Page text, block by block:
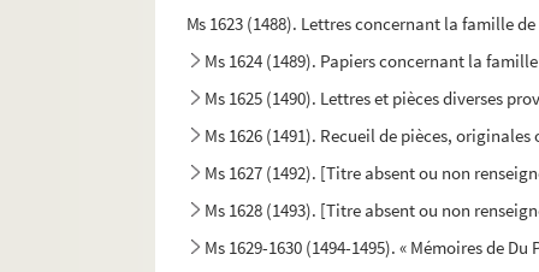
Ms 1623 (1488). Lettres concernant la famille
Ms 1624 (1489). Papiers concernant la
Ms 1625 (1490). Lettres et pièces diverses
Ms 1626 (1491). Recueil de pièces,
Ms 1627 (1492). [Titre absent ou non
Ms 1628 (1493). [Titre absent ou non
Ms 1629-1630 (1494-1495). « Mémoires de Du